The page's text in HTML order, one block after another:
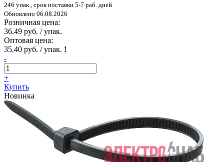
246 упак., срок поставки 5-7 раб. дней
Обновлено 06.08.2026
Розничная цена:
36.49 руб. / упак.
Оптовая цена:
35.40 руб. / упак. !
-
+
Купить
Новинка